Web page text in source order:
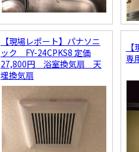
【現場レポート】パナソニ
ック FY-24CPKS8 定価
27,800円 浴室換気扇 天
埋換気扇
専